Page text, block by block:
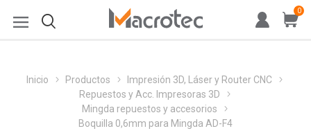
0
Inicio Productos
Impresión 3D, Láser y Router CNC
Repuestos y Acc. Impresoras 3D
Mingda repuestos y accesorios
Boquilla 0,6mm para Mingda AD-F4